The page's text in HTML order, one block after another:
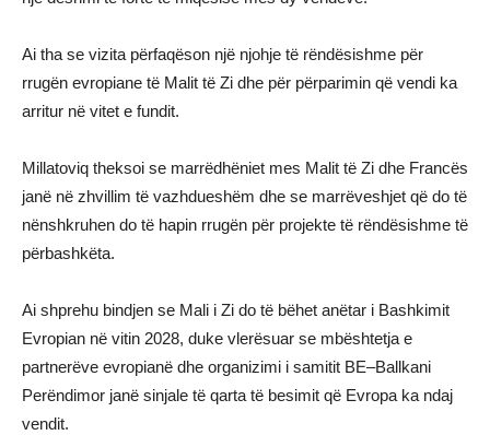
Ai tha se vizita përfaqëson një njohje të rëndësishme për
rrugën evropiane të Malit të Zi dhe për përparimin që vendi ka
arritur në vitet e fundit.
Millatoviq theksoi se marrëdhëniet mes Malit të Zi dhe Francës
janë në zhvillim të vazhdueshëm dhe se marrëveshjet që do të
nënshkruhen do të hapin rrugën për projekte të rëndësishme të
përbashkëta.
Ai shprehu bindjen se Mali i Zi do të bëhet anëtar i Bashkimit
Evropian në vitin 2028, duke vlerësuar se mbështetja e
partnerëve evropianë dhe organizimi i samitit BE–Ballkani
Perëndimor janë sinjale të qarta të besimit që Evropa ka ndaj
vendit.